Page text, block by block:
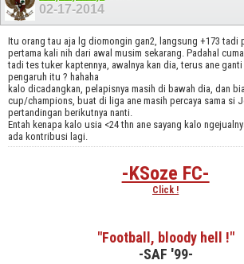
02-17-2014
Itu orang tau aja lg diomongin gan2, langsung +173 tadi
pertama kali nih dari awal musim sekarang. Padahal
tadi tes tuker kaptennya, awalnya kan dia, terus ane
pengaruh itu ? hahaha
kalo dicadangkan, pelapisnya masih di bawah dia, dan
cup/champions, buat di liga ane masih percaya sama si
pertandingan berikutnya nanti.
Entah kenapa kalo usia <24 thn ane sayang kalo
ada kontribusi lagi.
-KSoze FC-
Click !
"Football, bloody hell !"
-SAF '99-